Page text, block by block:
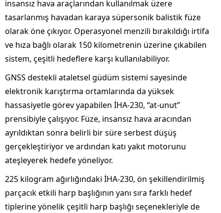
insansız hava araçlarından kullanılmak üzere
tasarlanmış havadan karaya süpersonik balistik füze
olarak öne çıkıyor. Operasyonel menzili bırakıldığı irtifa
ve hıza bağlı olarak 150 kilometrenin üzerine çıkabilen
sistem, çeşitli hedeflere karşı kullanılabiliyor.
GNSS destekli ataletsel güdüm sistemi sayesinde
elektronik karıştırma ortamlarında da yüksek
hassasiyetle görev yapabilen İHA-230, “at-unut”
prensibiyle çalışıyor. Füze, insansız hava aracından
ayrıldıktan sonra belirli bir süre serbest düşüş
gerçekleştiriyor ve ardından katı yakıt motorunu
ateşleyerek hedefe yöneliyor.
225 kilogram ağırlığındaki İHA-230, ön şekillendirilmiş
parçacık etkili harp başlığının yanı sıra farklı hedef
tiplerine yönelik çeşitli harp başlığı seçenekleriyle de